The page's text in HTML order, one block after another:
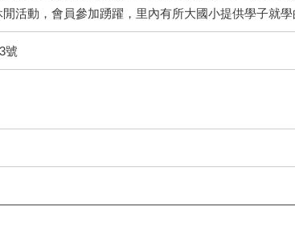
活動，會員參加踴躍，里內有所大國小提供學子就學
號